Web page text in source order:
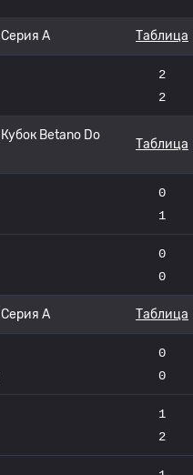
Серия А Таблица
2
2
Кубок Betano Do
Таблица
0
1
0
0
Серия А Таблица
0
0
1
2